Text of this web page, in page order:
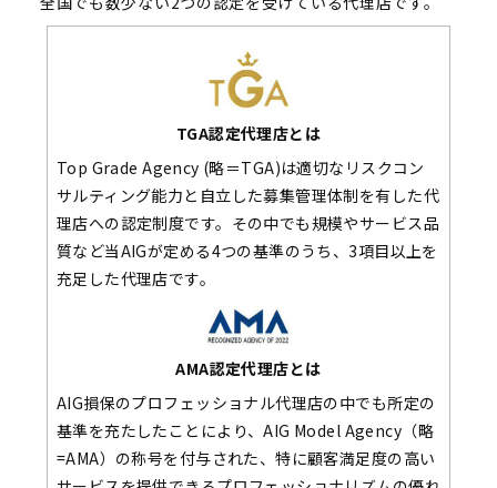
TGA認定代理店とは
Top Grade Agency (略＝TGA)は適切なリスクコン
サルティング能力と自立した募集管理体制を有した代
理店への認定制度です。その中でも規模やサービス品
質など当AIGが定める4つの基準のうち、3項目以上を
充足した代理店です。
AMA認定代理店とは
AIG損保のプロフェッショナル代理店の中でも所定の
基準を充たしたことにより、AIG Model Agency（略
=AMA）の称号を付与された、特に顧客満足度の高い